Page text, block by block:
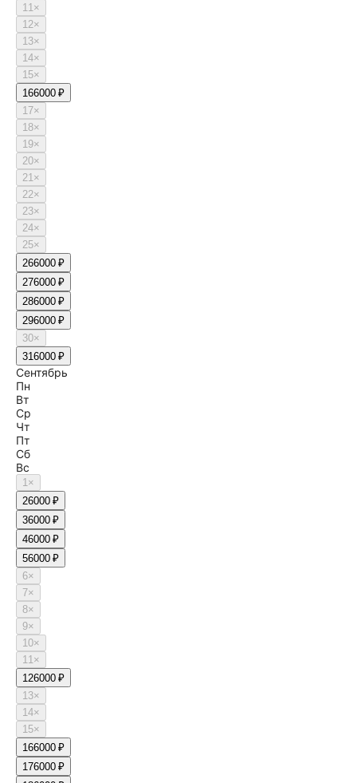
11×
12×
13×
14×
15×
166000 ₽
17×
18×
19×
20×
21×
22×
23×
24×
25×
266000 ₽
276000 ₽
286000 ₽
296000 ₽
30×
316000 ₽
Сентябрь
Пн
Вт
Ср
Чт
Пт
Сб
Вс
1×
26000 ₽
36000 ₽
46000 ₽
56000 ₽
6×
7×
8×
9×
10×
11×
126000 ₽
13×
14×
15×
166000 ₽
176000 ₽